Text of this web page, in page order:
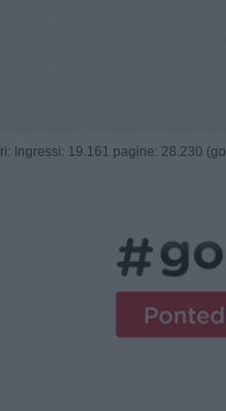
Ingressi: 19.161 pagine: 28.230